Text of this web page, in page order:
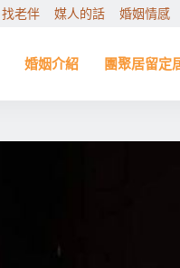
找老伴 媒人的話 婚姻情感
婚姻介紹 團聚居留定